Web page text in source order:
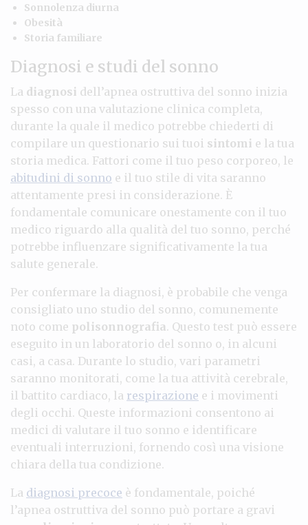
Sonnolenza diurna
Obesità
Storia familiare
Diagnosi e studi del sonno
La diagnosi dell’apnea ostruttiva del sonno inizia
spesso con una valutazione clinica completa,
durante la quale il medico potrebbe chiederti di
compilare un questionario sui tuoi sintomi e la tua
storia medica. Fattori come il tuo peso corporeo, le
abitudini di sonno e il tuo stile di vita saranno
attentamente presi in considerazione. È
fondamentale comunicare onestamente con il tuo
medico riguardo alla qualità del tuo sonno, perché
potrebbe influenzare significativamente la tua
salute generale.
Per confermare la diagnosi, è probabile che venga
consigliato uno studio del sonno, comunemente
noto come polisonnografia. Questo test può essere
eseguito in un laboratorio del sonno o, in alcuni
casi, a casa. Durante lo studio, vari parametri
saranno monitorati, come la tua attività cerebrale,
il battito cardiaco, la respirazione e i movimenti
degli occhi. Queste informazioni consentono ai
medici di valutare il tuo sonno e identificare
eventuali interruzioni, fornendo così una visione
chiara della tua condizione.
La diagnosi precoce è fondamentale, poiché
l’apnea ostruttiva del sonno può portare a gravi